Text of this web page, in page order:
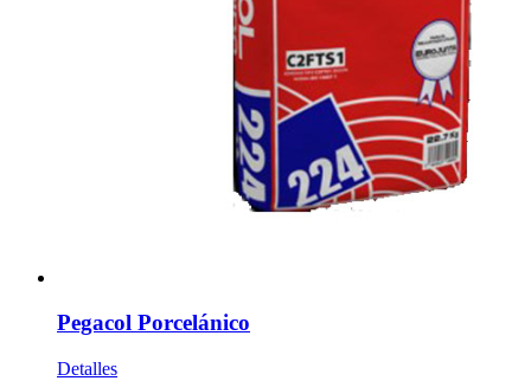
Pegacol Porcelánico
Detalles